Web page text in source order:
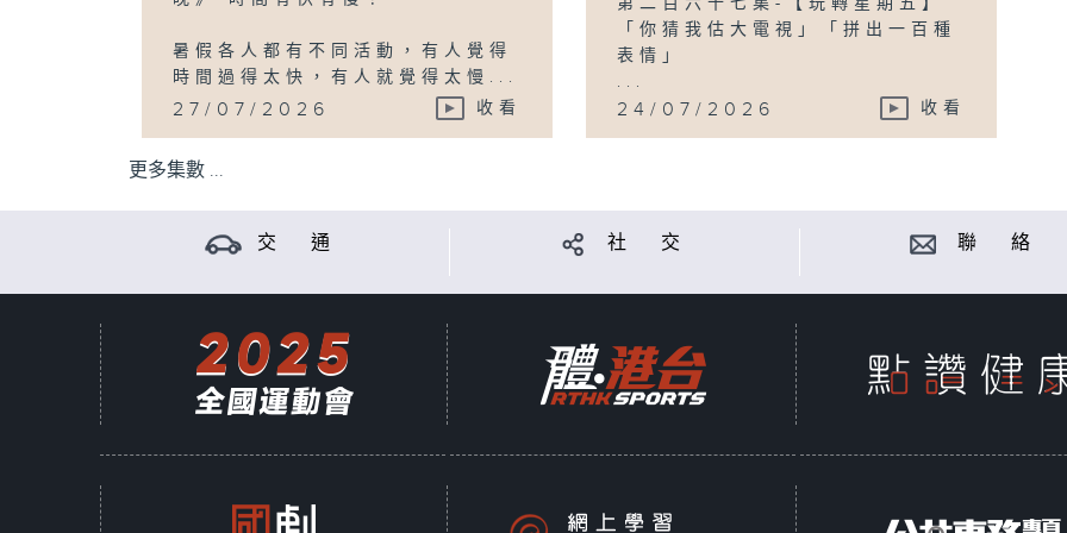
暑假各人都有不同活動，有人覺得
時間過得太快，有人就覺得太慢...
27/07/2026 收看
「你猜我估大電視」「拼出一百種
表情」
...
24/07/2026 收看
更多集數 ...
交 通 社 交 聯 絡